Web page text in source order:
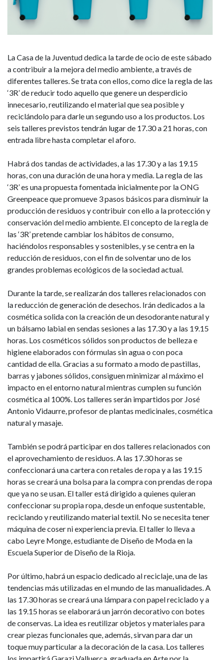
para
tarde
de
ocio
de
este
sábado
en
la
Casa
de
la
Juventud
La Casa de la Juventud dedica la tarde de ocio de este sábado
a contribuir a la mejora del medio ambiente, a través de
diferentes talleres. Se trata con ellos, como dice la regla de las
‘3R’ de reducir todo aquello que genere un desperdicio
innecesario, reutilizando el material que sea posible y
reciclándolo para darle un segundo uso a los productos. Los
seis talleres previstos tendrán lugar de 17.30 a 21 horas, con
entrada libre hasta completar el aforo.
Habrá dos tandas de actividades, a las 17.30 y a las 19.15
horas, con una duración de una hora y media. La regla de las
‘3R’ es una propuesta fomentada inicialmente por la ONG
Greenpeace que promueve 3 pasos básicos para disminuir la
producción de residuos y contribuir con ello a la protección y
conservación del medio ambiente. El concepto de la regla de
las ‘3R’ pretende cambiar los hábitos de consumo,
haciéndolos responsables y sostenibles, y se centra en la
reducción de residuos, con el fin de solventar uno de los
grandes problemas ecológicos de la sociedad actual.
Durante la tarde, se realizarán dos talleres relacionados con
la reducción de generación de desechos. Irán dedicados a la
cosmética solida con la creación de un desodorante natural y
un bálsamo labial en sendas sesiones a las 17.30 y a las 19.15
horas. Los cosméticos sólidos son productos de belleza e
higiene elaborados con fórmulas sin agua o con poca
cantidad de ella. Gracias a su formato a modo de pastillas,
barras y jabones sólidos, consiguen minimizar al máximo el
impacto en el entorno natural mientras cumplen su función
cosmética al 100%. Los talleres serán impartidos por José
Antonio Vidaurre, profesor de plantas medicinales, cosmética
natural y masaje.
También se podrá participar en dos talleres relacionados con
el aprovechamiento de residuos. A las 17.30 horas se
confeccionará una cartera con retales de ropa y a las 19.15
horas se creará una bolsa para la compra con prendas de ropa
que ya no se usan. El taller está dirigido a quienes quieran
confeccionar su propia ropa, desde un enfoque sustentable,
reciclando y reutilizando material textil. No se necesita tener
máquina de coser ni experiencia previa. El taller lo lleva a
cabo Leyre Monge, estudiante de Diseño de Moda en la
Escuela Superior de Diseño de la Rioja.
Por último, habrá un espacio dedicado al reciclaje, una de las
tendencias más utilizadas en el mundo de las manualidades. A
las 17.30 horas se creará una lámpara con papel reciclado y a
las 19.15 horas se elaborará un jarrón decorativo con botes
de conservas. La idea es reutilizar objetos y materiales para
crear piezas funcionales que, además, sirvan para dar un
toque muy particular a la decoración de la casa. Los talleres